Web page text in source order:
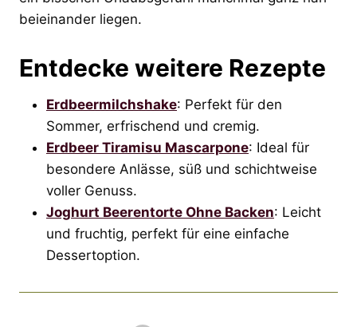
beieinander liegen.
Entdecke weitere Rezepte
Erdbeermilchshake: Perfekt für den
Sommer, erfrischend und cremig.
Erdbeer Tiramisu Mascarpone: Ideal für
besondere Anlässe, süß und schichtweise
voller Genuss.
Joghurt Beerentorte Ohne Backen: Leicht
und fruchtig, perfekt für eine einfache
Dessertoption.